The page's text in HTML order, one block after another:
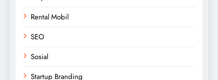
Rental Mobil
SEO
Sosial
Startup Branding